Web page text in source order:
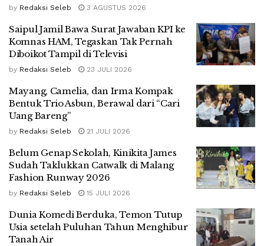
by Redaksi Seleb 3 AGUSTUS 2026
Saipul Jamil Bawa Surat Jawaban KPI ke
Komnas HAM, Tegaskan Tak Pernah
Diboikot Tampil di Televisi
by Redaksi Seleb 23 JULI 2026
Mayang, Camelia, dan Irma Kompak
Bentuk Trio Asbun, Berawal dari “Cari
Uang Bareng”
by Redaksi Seleb 21 JULI 2026
Belum Genap Sekolah, Kinikita James
Sudah Taklukkan Catwalk di Malang
Fashion Runway 2026
by Redaksi Seleb 15 JULI 2026
Dunia Komedi Berduka, Temon Tutup
Usia setelah Puluhan Tahun Menghibur
Tanah Air